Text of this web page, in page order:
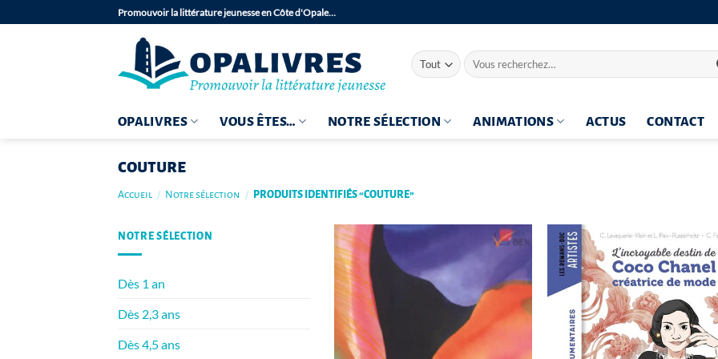
au
Promouvoir la littérature jeunesse en Côte d'Opale…
Recherche
pour :
OPALIVRES VOUS ÊTES… NOTRE SÉLECTION ANIMATIONS ACTUS CONTACT
couture
Accueil / Notre sélection / PRODUITS IDENTIFIÉS “COUTURE”
NOTRE SÉLECTION
Dès 1 an
Dès 2,3 ans
Dès 4,5 ans